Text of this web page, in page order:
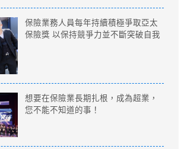
保險業務人員每年持續積極爭取亞太
保險獎 以保持競爭力並不斷突破自我
想要在保險業長期扎根，成為超業，
您不能不知道的事！